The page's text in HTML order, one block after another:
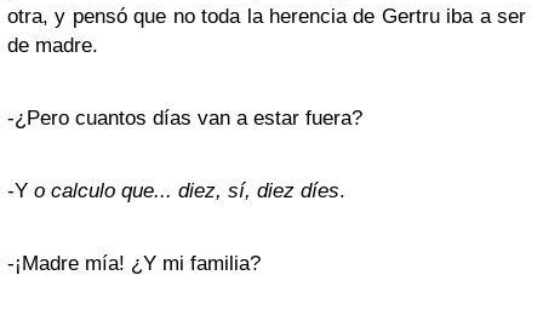
otra, y pensó que no toda la herencia de Gertru iba a ser
de madre.
-¿Pero cuantos días van a estar fuera?
-Y o calculo que... diez, sí, diez díes.
-¡Madre mía! ¿Y mi familia?